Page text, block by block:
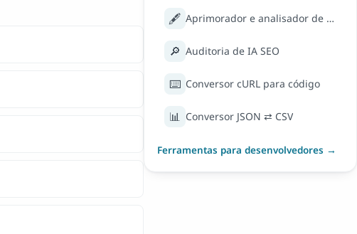
🖋️ Aprimorador e analisador de escrita
🔎 Auditoria de IA SEO
⌨️ Conversor cURL para código
📊 Conversor JSON ⇄ CSV
Ferramentas para desenvolvedores →